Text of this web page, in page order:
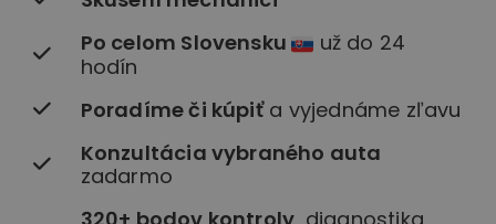
Po celom Slovensku
už do 24
hodín
Poradíme či kúpiťa vyjednáme zľavu
Konzultácia vybraného auta
zadarmo